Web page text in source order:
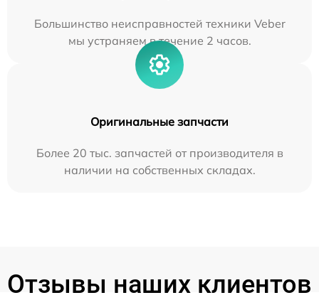
Большинство неисправностей техники Veber
мы устраняем в течение 2 часов.
Оригинальные запчасти
Более 20 тыс. запчастей от производителя в
наличии на собственных складах.
Отзывы наших клиентов